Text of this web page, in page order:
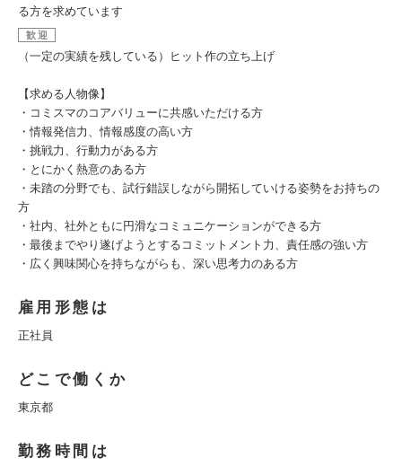
る方を求めています
歓迎
（一定の実績を残している）ヒット作の立ち上げ
【求める人物像】
・コミスマのコアバリューに共感いただける方
・情報発信力、情報感度の高い方
・挑戦力、行動力がある方
・とにかく熱意のある方
・未踏の分野でも、試行錯誤しながら開拓していける姿勢をお持ちの
方
・社内、社外ともに円滑なコミュニケーションができる方
・最後までやり遂げようとするコミットメント力、責任感の強い方
・広く興味関心を持ちながらも、深い思考力のある方
雇用形態は
正社員
どこで働くか
東京都
勤務時間は